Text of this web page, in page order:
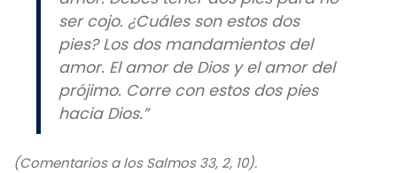
ser cojo. ¿Cuáles son estos dos
pies? Los dos mandamientos del
amor. El amor de Dios y el amor del
prójimo. Corre con estos dos pies
hacia Dios.”
(Comentarios a los Salmos 33, 2, 10).